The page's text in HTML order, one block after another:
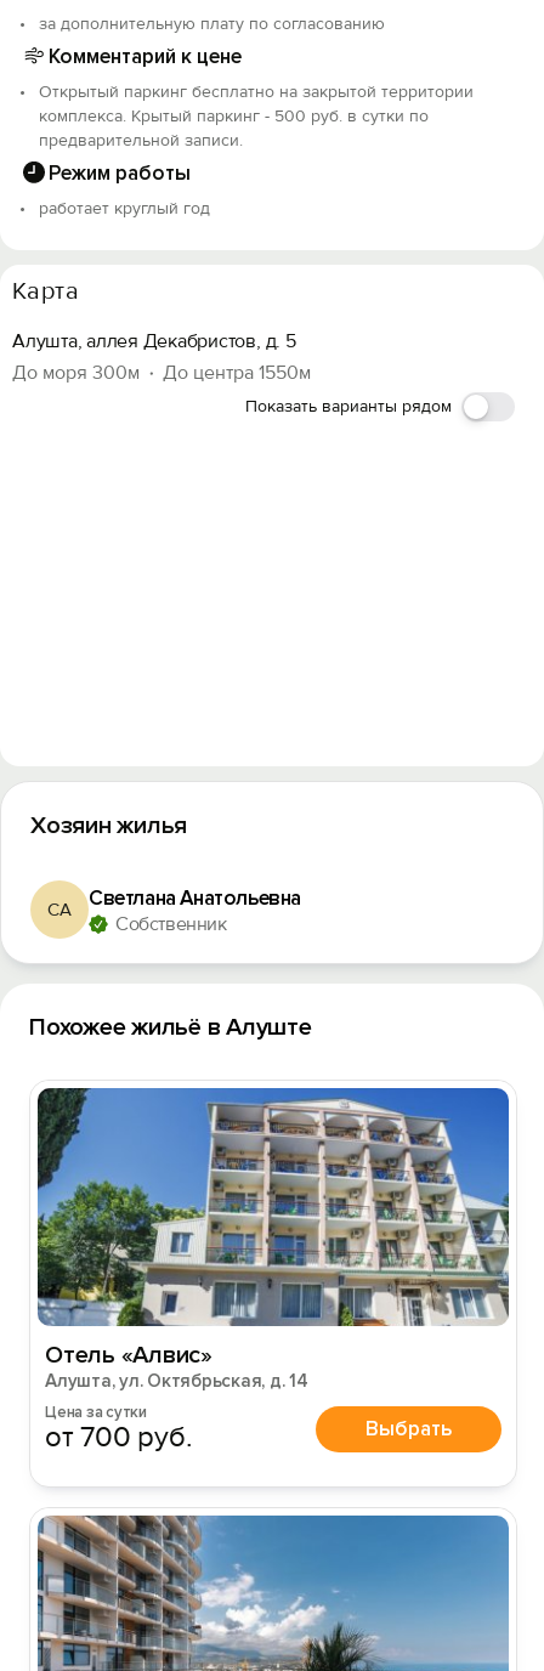
за дополнительную плату по согласованию
Комментарий к цене
Открытый паркинг бесплатно на закрытой территории
комплекса. Крытый паркинг - 500 руб. в сутки по
предварительной записи.
Режим работы
работает круглый год
Карта
Алушта, аллея Декабристов, д. 5
До моря 300м
До центра 1550м
Показать варианты рядом
Хозяин жилья
СА Светлана Анатольевна
Собственник
Похожее жильё в Алуште
Отель «Алвис»
Алушта, ул. Октябрьская, д. 14
Цена за сутки
от 700 руб. Выбрать